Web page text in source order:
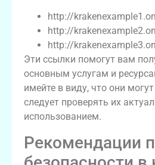
http://
http://
http://
Эти ссылки помогут вам
основным услугам и
имейте в виду, что они
следует проверять их
использованием.
Рекомендации